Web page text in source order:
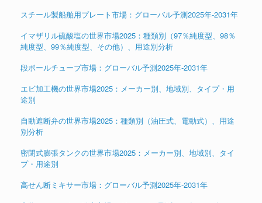
スチール製船舶用プレート市場：グローバル予測2025年-2031年
イマザリル硫酸塩の世界市場2025：種類別（97％純度型、98％
純度型、99％純度型、その他）、用途別分析
段ボールチューブ市場：グローバル予測2025年-2031年
エビ加工機の世界市場2025：メーカー別、地域別、タイプ・用
途別
自動遮断弁の世界市場2025：種類別（油圧式、電動式）、用途
別分析
密閉式膨張タンクの世界市場2025：メーカー別、地域別、タイ
プ・用途別
高せん断ミキサー市場：グローバル予測2025年-2031年